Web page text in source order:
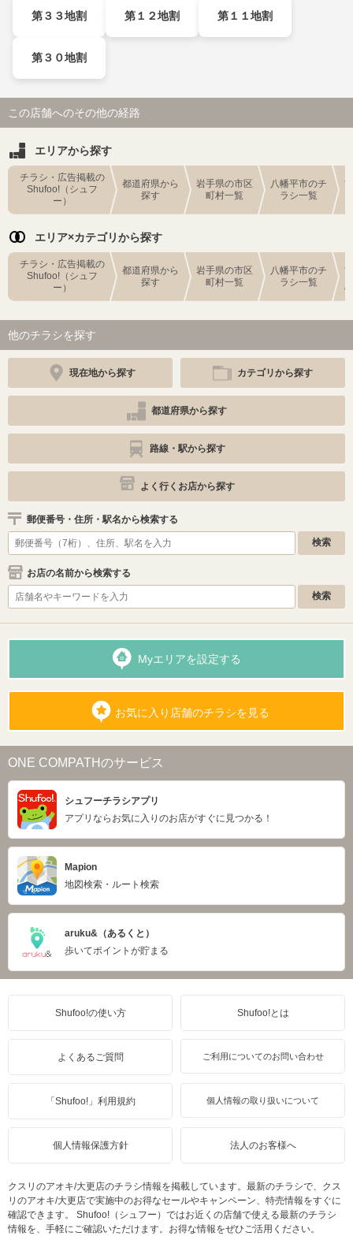
第３３地割 第１２地割 第１１地割
第３０地割
この店舗へのその他の経路
エリアから探す
チラシ・広告掲載の
Shufoo!（シュフ
ー）
都道府県から
探す
岩手県の市区
町村一覧
八幡平市のチ
ラシ一覧
エリア×カテゴリから探す
チラシ・広告掲載の
Shufoo!（シュフ
ー）
都道府県から
探す
岩手県の市区
町村一覧
八幡平市のチ
ラシ一覧
他のチラシを探す
現在地から探す カテゴリから探す
都道府県から探す
路線・駅から探す
よく行くお店から探す
郵便番号・住所・駅名から検索する
お店の名前から検索する
Myエリアを設定する
お気に入り店舗のチラシを見る
ONE COMPATHのサービス
シュフーチラシアプリ
アプリならお気に入りのお店がすぐに見つかる！
Mapion
地図検索・ルート検索
aruku&（あるくと）
歩いてポイントが貯まる
Shufoo!の使い方 Shufoo!とは
よくあるご質問 ご利用についてのお問い合わせ
「Shufoo!」利用規約 個人情報の取り扱いについて
個人情報保護方針 法人のお客様へ
クスリのアオキ/大更店のチラシ情報を掲載しています。最新のチラシで、クス
リのアオキ/大更店で実施中のお得なセールやキャンペーン、特売情報をすぐに
確認できます。 Shufoo!（シュフー）ではお近くの店舗で使える最新のチラシ
情報を、手軽にご確認いただけます。お得な情報をぜひご活用ください。